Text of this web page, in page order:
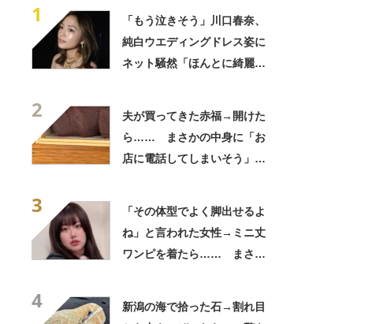
1
「もう泣きそう」川口春奈、
純白ウエディングドレス姿に
ネット騒然「ほんとに綺麗」
2
夫が買ってきた赤福→開けた
ら…… まさかの中身に「お
店に電話してしまいそう」
3
「その体型でよく脚出せるよ
ね」と言われた女性→ミニ丈
ワンピを着たら…… まさか
4
新潟の海で拾った石→割れ目